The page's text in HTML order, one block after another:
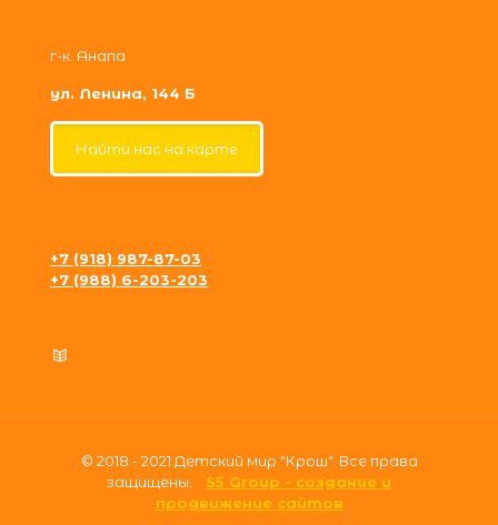
г-к. Анапа
ул. Ленина, 144 Б
Найти нас на карте
+7 (918) 987-87-03
+7 (988) 6-203-203
© 2018 - 2021 Детский мир "Крош". Все права
защищены. S5 Group - создание и
продвижение сайтов